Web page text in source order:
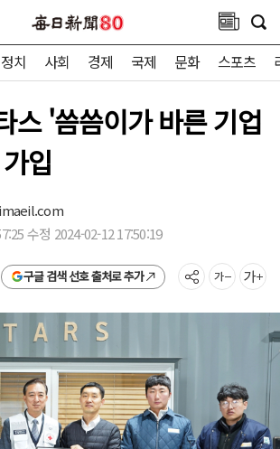
정치 사회 경제 국제 문화 스포츠
스 '씀씀이가 바른 기업
입
수정 2024-02-12 17:50:19
구글 검색 선호 출처로 추가